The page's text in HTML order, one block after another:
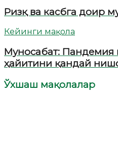
Ризқ ва касбга доир
Кейинги мақола
Муносабат: Пандемия
ҳайитини қандай
Ўхшаш мақолалар